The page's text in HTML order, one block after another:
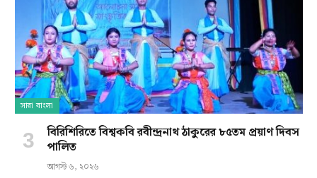
সারা বাংলা
বিরিশিরিতে বিশ্বকবি রবীন্দ্রনাথ ঠাকুরের ৮৫তম প্রয়াণ দিবস
পালিত
আগস্ট ৬, ২০২৬